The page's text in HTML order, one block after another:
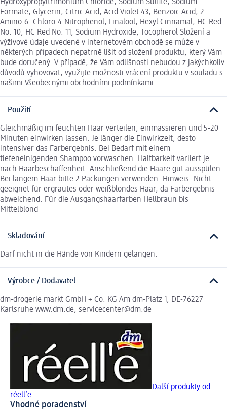
Hydroxypropyltrimonium Chloride, Sodium Sulfite, Sodium
Formate, Glycerin, Citric Acid, Acid Violet 43, Benzoic Acid, 2-
Amino-6- Chloro-4-Nitrophenol, Linalool, Hexyl Cinnamal, HC Red
No. 10, HC Red No. 11, Sodium Hydroxide, Tocopherol Složení a
výživové údaje uvedené v internetovém obchodě se může v
některých případech nepatrně lišit od složení produktu, který Vám
bude doručený. V případě, že Vám odlišnosti nebudou z jakýchkoliv
důvodů vyhovovat, využijte možnosti vrácení produktu v souladu s
našimi Všeobecnými obchodními podmínkami.
Použití
Gleichmäßig im feuchten Haar verteilen, einmassieren und 5-20
Minuten einwirken lassen. Je länger die Einwirkzeit, desto
intensiver das Farbergebnis. Bei Bedarf mit einem
tiefeneinigenden Shampoo vorwaschen. Haltbarkeit variiert je
nach Haarbeschaffenheit. Anschließend die Haare gut ausspülen.
Bei langem Haar bitte 2 Packungen verwenden. Hinweis: Nicht
geeignet für ergrautes oder weißblondes Haar, da Farbergebnis
abweichend. Für die Ausgangshaarfarben Hellbraun bis
Mittelblond
Skladování
Darf nicht in die Hände von Kindern gelangen.
Výrobce / Dodavatel
dm-drogerie markt GmbH + Co. KG Am dm-Platz 1, DE-76227
Karlsruhe www.dm.de, servicecenter@dm.de
Další produkty od
réell‘e
Vhodné poradenství